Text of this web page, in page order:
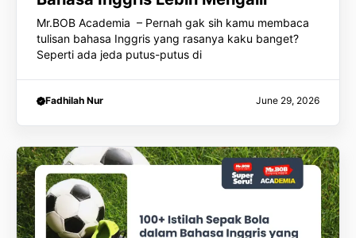
Mr.BOB Academia – Pernah gak sih kamu membaca
tulisan bahasa Inggris yang rasanya kaku banget?
Seperti ada jeda putus-putus di
Fadhilah Nur June 29, 2026